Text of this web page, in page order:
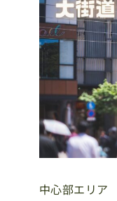
中心部エリア